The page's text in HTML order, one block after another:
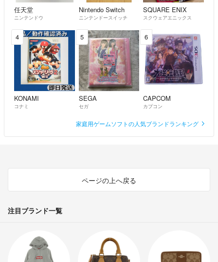
任天堂
ニンテンドウ
Nintendo Switch
ニンテンドースイッチ
SQUARE ENIX
スクウェアエニックス
4
KONAMI
コナミ
5
SEGA
セガ
6
CAPCOM
カプコン
家庭用ゲームソフトの人気ブランドランキング
ページの上へ戻る
注目ブランド一覧